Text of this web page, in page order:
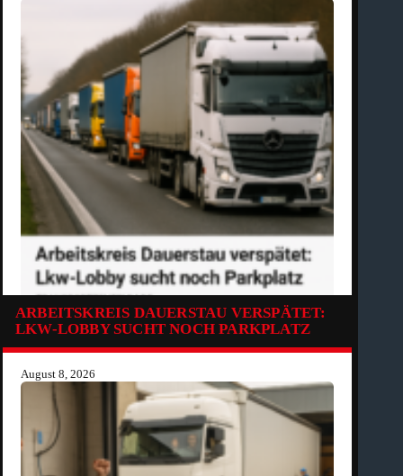
ARBEITSKREIS DAUERSTAU VERSPÄTET:
LKW-LOBBY SUCHT NOCH PARKPLATZ
August 8, 2026